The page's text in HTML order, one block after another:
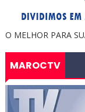
O MELHOR PARA
MAROCTV